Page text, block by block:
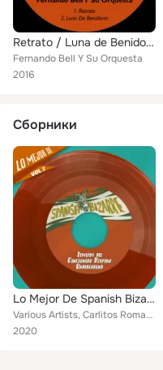
Retrato / Luna de Benidorm
Fernando Bell Y Su Orquesta
2016
Сборники
Lo Mejor De Spanish Bizarre, Vol. 7 - Temazos del Cancionero Hispano Undergorund
Various Artists, Carlitos Romano, Trío Anaga, Luis Heras, Henri Salvador, Fernando Bell Y Su Orquesta, Los Brujos, Los Millonari...
2020